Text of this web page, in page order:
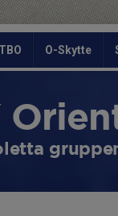
O-Skytte